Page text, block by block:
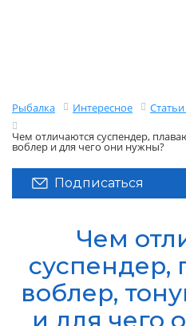
Рыбалка Интересное
Чем отличаются суспендер,
воблер и для чего они нужны?
Подписаться
Чем
воблер,
и для чего